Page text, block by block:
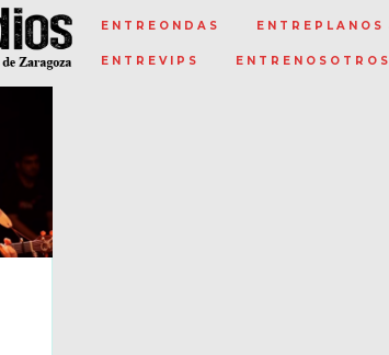
ENTREONDAS ENTREPLANOS
ENTREVIPS ENTRENOSOTROS